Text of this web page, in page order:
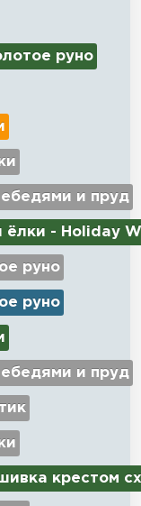
руно
и пруд
- Holiday
руно
руно
и пруд
крестом